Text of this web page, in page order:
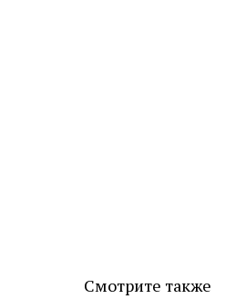
Смотрите также